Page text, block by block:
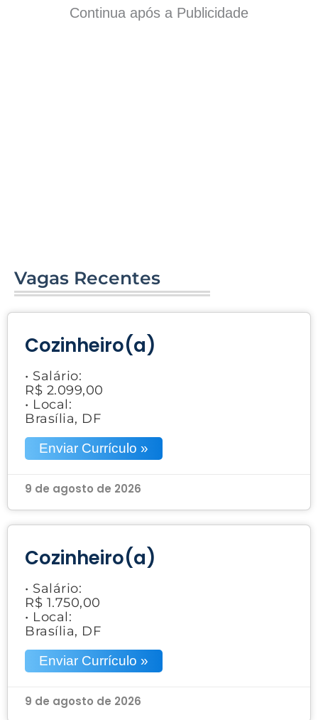
Continua após a Publicidade
Vagas Recentes
Cozinheiro(a)
• Salário:
R$ 2.099,00
• Local:
Brasília, DF
Enviar Currículo »
9 de agosto de 2026
Cozinheiro(a)
• Salário:
R$ 1.750,00
• Local:
Brasília, DF
Enviar Currículo »
9 de agosto de 2026